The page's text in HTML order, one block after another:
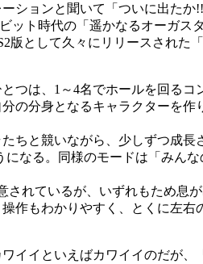
ョンと聞いて「ついに出た
ト時代の「遥かなるオーガ
として久々にリリースされ
は、1～4名でホールを回る
の分身となるキャラクターを
と競いながら、少しずつ成
なる。同様のモードは「みん
れているが、いずれもため息
作もわかりやすく、とくに左
イといえばカワイイのだが